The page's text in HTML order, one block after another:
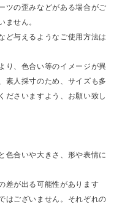
ツの歪みなどがある場合がご
ません。
ど与えるようなご使用方法は
り、色合い等のイメージが異
素人採寸のため、サイズも多
ださいますよう、お願い致し
色合いや大きさ、形や表情に
差が出る可能性があります
はございません。それぞれの